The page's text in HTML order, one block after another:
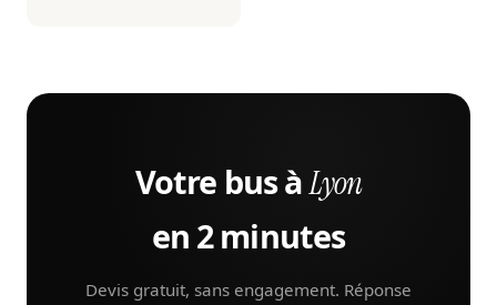
Votre bus àLyon
en 2 minutes
Devis gratuit, sans engagement. Réponse